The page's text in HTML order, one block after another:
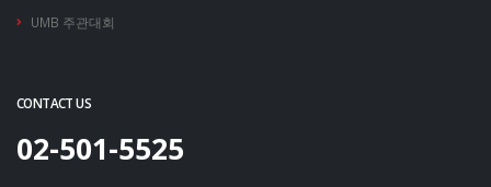
UMB 주관대회
CONTACT US
02-501-5525